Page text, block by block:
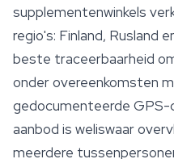
supplementenwinkels
regio's: Finland, Rusland
beste traceerbaarheid
onder overeenkomsten
gedocumenteerde GPS-
aanbod is weliswaar
meerdere